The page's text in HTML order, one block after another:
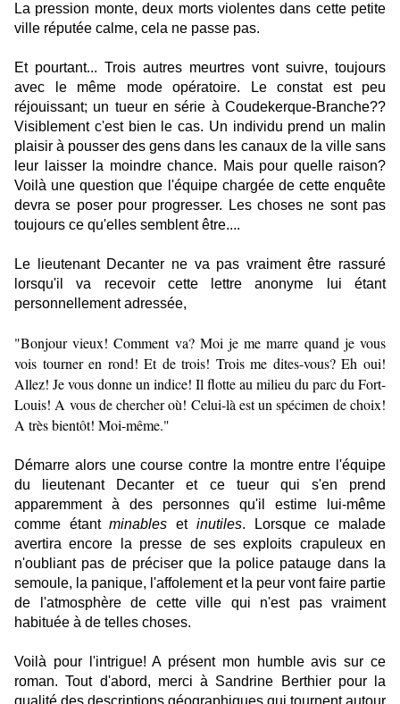
La pression monte, deux morts violentes dans cette petite
ville réputée calme, cela ne passe pas.
Et pourtant... Trois autres meurtres vont suivre, toujours
avec le même mode opératoire. Le constat est peu
réjouissant; un tueur en série à Coudekerque-Branche??
Visiblement c'est bien le cas. Un individu prend un malin
plaisir à pousser des gens dans les canaux de la ville sans
leur laisser la moindre chance. Mais pour quelle raison?
Voilà une question que l'équipe chargée de cette enquête
devra se poser pour progresser. Les choses ne sont pas
toujours ce qu'elles semblent être....
Le lieutenant Decanter ne va pas vraiment être rassuré
lorsqu'il va recevoir cette lettre anonyme lui étant
personnellement adressée,
"Bonjour vieux! Comment va? Moi je me marre quand je vous
vois tourner en rond! Et de trois! Trois me dites-vous? Eh oui!
Allez! Je vous donne un indice! Il flotte au milieu du parc du Fort-
Louis! A vous de chercher où! Celui-là est un spécimen de choix!
A très bientôt! Moi-même."
Démarre alors une course contre la montre entre l'équipe
du lieutenant Decanter et ce tueur qui s'en prend
apparemment à des personnes qu'il estime lui-même
comme étantminables et inutiles. Lorsque ce malade
avertira encore la presse de ses exploits crapuleux en
n'oubliant pas de préciser que la police patauge dans la
semoule, la panique, l'affolement et la peur vont faire partie
de l'atmosphère de cette ville qui n'est pas vraiment
habituée à de telles choses.
Voilà pour l'intrigue! A présent mon humble avis sur ce
roman. Tout d'abord, merci à Sandrine Berthier pour la